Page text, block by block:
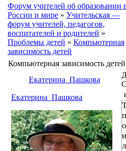
Форум учителей об образовании
России и мире » Учительская —
форум учителей, педагогов,
воспитателей и родителей »
Проблемы детей » Компьютерная
зависимость детей
Компьютерная зависимость детей
Екатерина_Пашкова
Екатерина_Пашкова